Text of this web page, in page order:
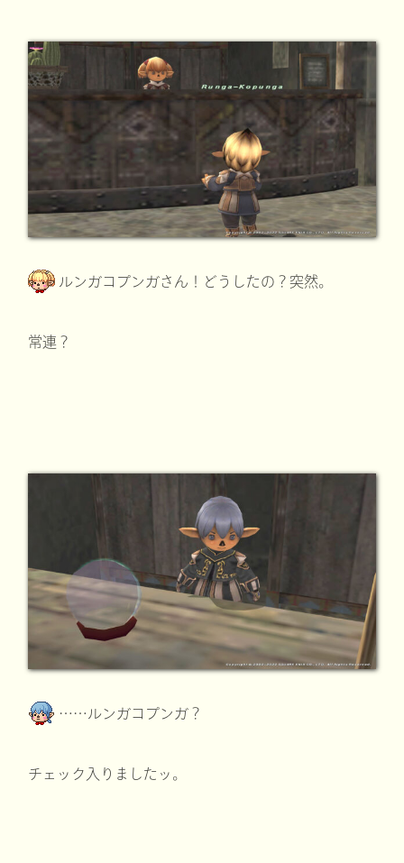
ルンガコプンガさん！どうしたの？突然。
常連？
……ルンガコプンガ？
チェック入りましたッ。